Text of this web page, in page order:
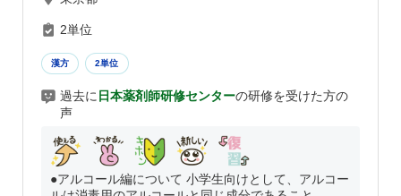
2単位
漢方 2単位
過去に 日本薬剤師研修センターの研修を受けた方の
声
●アルコール編について 小学生向けとして、アルコー